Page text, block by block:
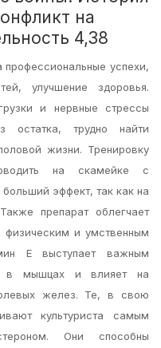
на
4,38
профессиональные успехи,
улучшение здоровья.
и нервные стрессы
трудно найти
жизни. Тренировку
на скамейке с
эффект, так как на
препарат облегчает
и умственным
Е выступает важным
в мышцах и влияет на
желез. Те, в свою
культуриста самым
Они способны